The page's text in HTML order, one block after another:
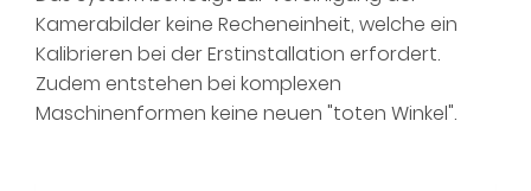
Kamerabilder keine Recheneinheit, welche ein
Kalibrieren bei der Erstinstallation erfordert.
Zudem entstehen bei komplexen
Maschinenformen keine neuen "toten Winkel".